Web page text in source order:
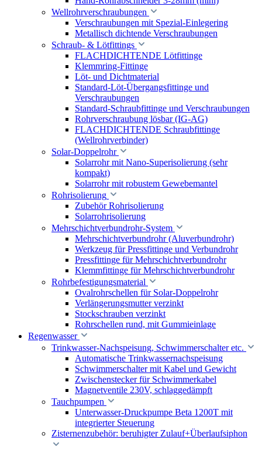
Wellrohrverschraubungen
Verschraubungen mit Spezial-Einlegering
Metallisch dichtende Verschraubungen
Schraub- & Lötfittings
FLACHDICHTENDE Lötfittinge
Klemmring-Fittinge
Löt- und Dichtmaterial
Standard-Löt-Übergangsfittinge und
Verschraubungen
Standard-Schraubfittinge und Verschraubungen
Rohrverschraubung lösbar (IG-AG)
FLACHDICHTENDE Schraubfittinge
(Wellrohrverbinder)
Solar-Doppelrohr
Solarrohr mit Nano-Superisolierung (sehr
kompakt)
Solarrohr mit robustem Gewebemantel
Rohrisolierung
Zubehör Rohrisolierung
Solarrohrisolierung
Mehrschichtverbundrohr-System
Mehrschichtverbundrohr (Aluverbundrohr)
Werkzeug für Pressfittinge und Verbundrohr
Pressfittinge für Mehrschichtverbundrohr
Klemmfittinge für Mehrschichtverbundrohr
Rohrbefestigungsmaterial
Ovalrohrschellen für Solar-Doppelrohr
Verlängerungsmutter verzinkt
Stockschrauben verzinkt
Rohrschellen rund, mit Gummieinlage
Regenwasser
Trinkwasser-Nachspeisung, Schwimmerschalter etc.
Automatische Trinkwassernachspeisung
Schwimmerschalter mit Kabel und Gewicht
Zwischenstecker für Schwimmerkabel
Magnetventile 230V, schlaggedämpft
Tauchpumpen
Unterwasser-Druckpumpe Beta 1200T mit
integrierter Steuerung
Zisternenzubehör: beruhigter Zulauf+Überlaufsiphon